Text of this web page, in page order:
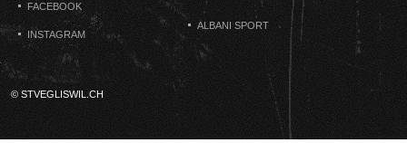
FACEBOOK
INSTAGRAM
ALBANI SPORT
© STVEGLISWIL.CH